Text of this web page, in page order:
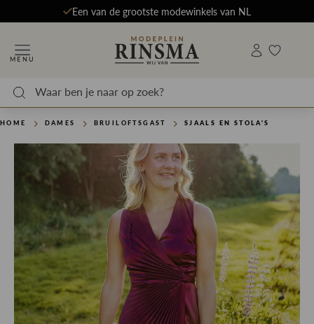
Een van de grootste modewinkels van NL
MENU
HOME DAMES BRUILOFTSGAST SJAALS EN STOLA'S